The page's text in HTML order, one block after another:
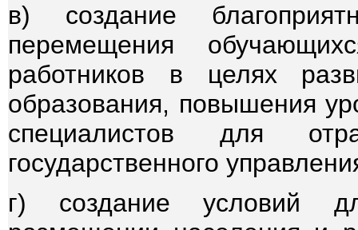
в) создание
перемещения
работников в целях
образования, повышения
специалистов для
государственного
г) создание условий